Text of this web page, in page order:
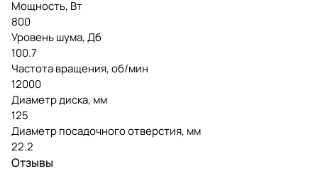
Мощность, Вт
800
Уровень шума, Дб
100.7
Частота вращения, об/мин
12000
Диаметр диска, мм
125
Диаметр посадочного отверстия, мм
22.2
Отзывы